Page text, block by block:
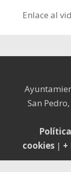
Enlace al
San
cookies| +